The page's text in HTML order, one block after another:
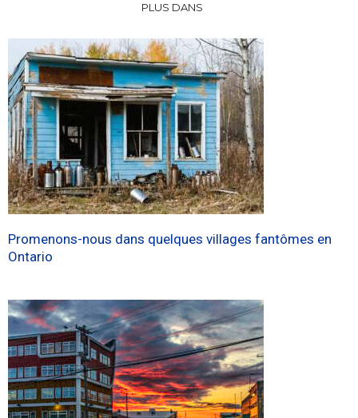
PLUS DANS
Promenons-nous dans quelques villages fantômes en
Ontario